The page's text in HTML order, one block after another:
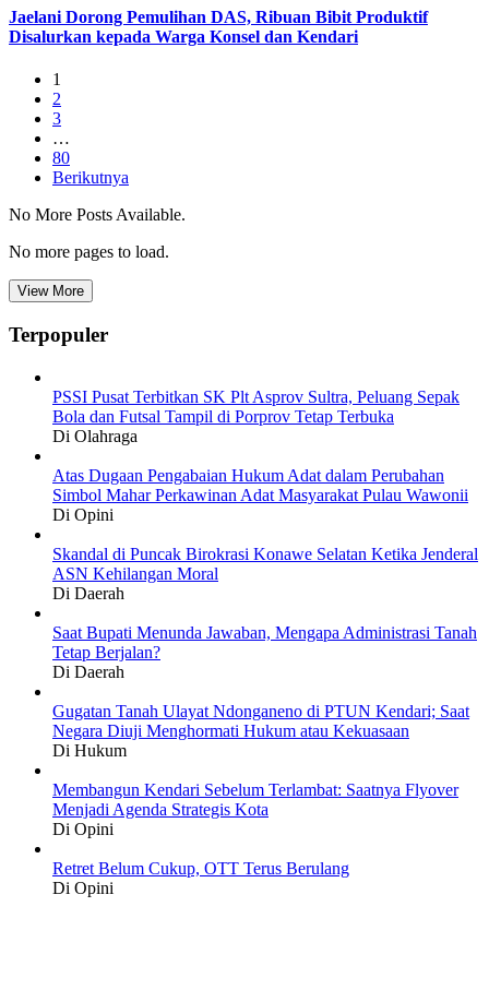
Jaelani Dorong Pemulihan DAS, Ribuan Bibit Produktif
Disalurkan kepada Warga Konsel dan Kendari
1
2
3
…
80
Berikutnya
No More Posts Available.
No more pages to load.
View More
Terpopuler
PSSI Pusat Terbitkan SK Plt Asprov Sultra, Peluang Sepak
Bola dan Futsal Tampil di Porprov Tetap Terbuka
Di Olahraga
Atas Dugaan Pengabaian Hukum Adat dalam Perubahan
Simbol Mahar Perkawinan Adat Masyarakat Pulau Wawonii
Di Opini
Skandal di Puncak Birokrasi Konawe Selatan Ketika Jenderal
ASN Kehilangan Moral
Di Daerah
Saat Bupati Menunda Jawaban, Mengapa Administrasi Tanah
Tetap Berjalan?
Di Daerah
Gugatan Tanah Ulayat Ndonganeno di PTUN Kendari; Saat
Negara Diuji Menghormati Hukum atau Kekuasaan
Di Hukum
Membangun Kendari Sebelum Terlambat: Saatnya Flyover
Menjadi Agenda Strategis Kota
Di Opini
Retret Belum Cukup, OTT Terus Berulang
Di Opini